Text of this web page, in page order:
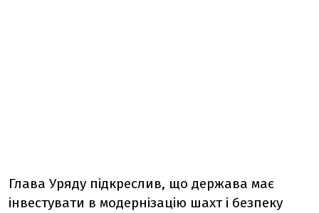
Глава Уряду підкреслив, що держава має
інвестувати в модернізацію шахт і безпеку